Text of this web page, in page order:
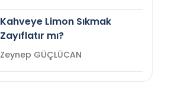
Kahveye Limon Sıkmak
Zayıflatır mı?
Zeynep GÜÇLÜCAN